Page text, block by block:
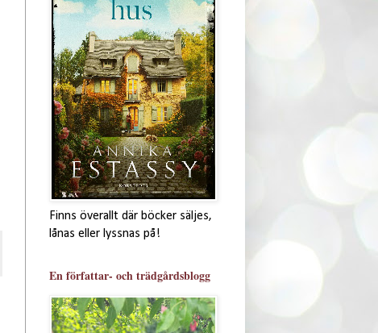
Finns överallt där böcker säljes,
lånas eller lyssnas på!
En författar- och trädgårdsblogg